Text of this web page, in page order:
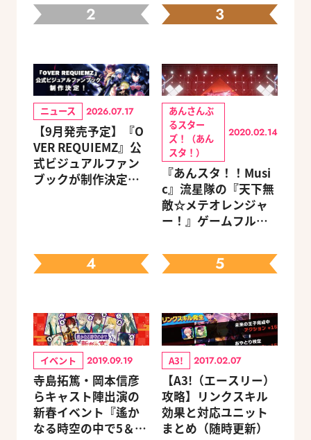
2
ニュース 2026.07.17
【9月発売予定】『O
VER REQUIEMZ』公
式ビジュアルファン
ブックが制作決定！
3
あんさんぶ
るスター
ズ！（あん
スタ！）
2020.02.14
『あんスタ！！Musi
c』流星隊の『天下無
敵☆メテオレンジャ
ー！』ゲームフルサ
4
イベント 2019.09.19
寺島拓篤・岡本信彦
らキャスト陣出演の
新春イベント『遙か
なる時空の中で5＆6
5
A3! 2017.02.07
【A3!（エースリー）
攻略】リンクスキル
効果と対応ユニット
まとめ（随時更新）